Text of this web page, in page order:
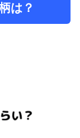
は？